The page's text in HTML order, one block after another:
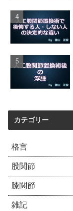
カテゴリー
格言
股関節
膝関節
雑記